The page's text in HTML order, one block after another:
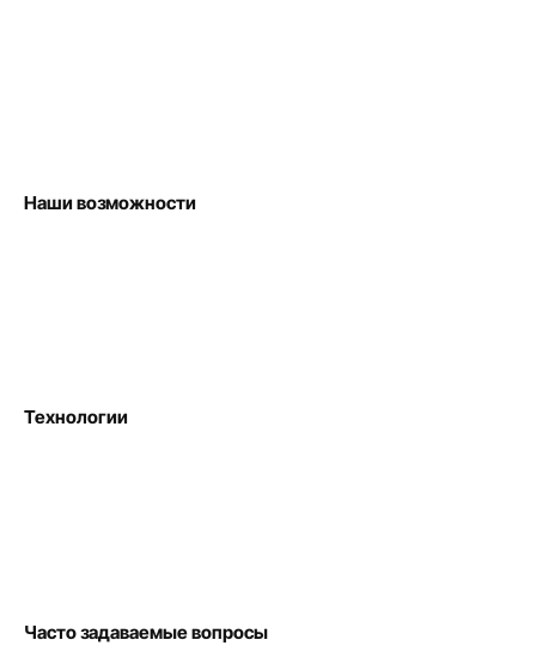
Наши возможности
Технологии
Часто задаваемые вопросы